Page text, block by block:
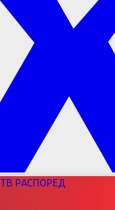
ТВ РАСПОРЕД